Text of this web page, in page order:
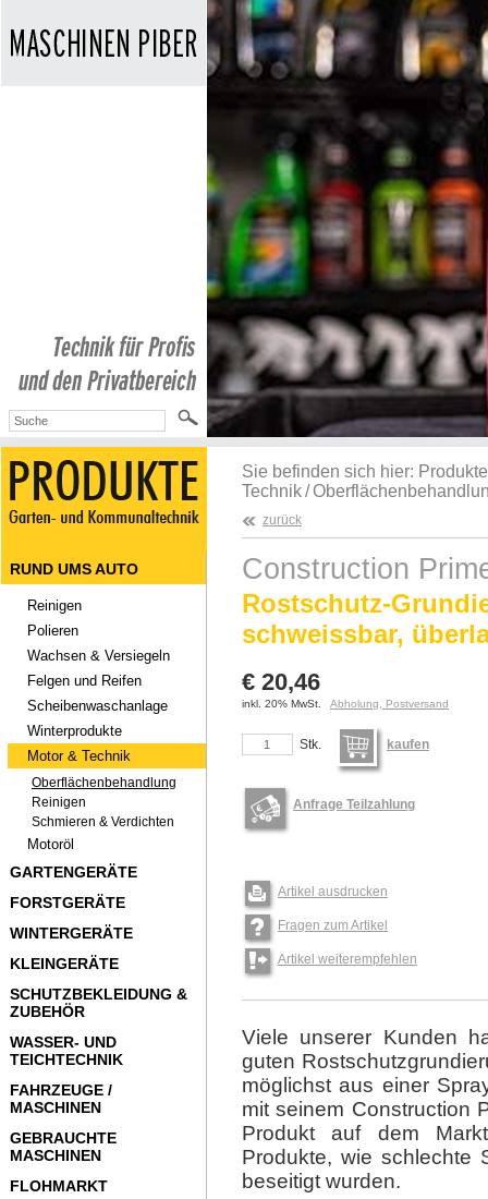
Sie befinden sich hier: Produkte
Technik/
zurück
Construction
Rostschutz-
schweissbar,
€ 20,46
inkl. 20% MwSt. Abholung, Postversand
Stk. kaufen
Anfrage Teilzahlung
Artikel ausdrucken
Fragen zum Artikel
Artikel weiterempfehlen
Viele unserer Kunden
guten
möglichst aus einer
mit seinem Construction
Produkt auf dem
Produkte, wie schlechte
beseitigt wurden.
RUND UMS AUTO
Reinigen
Polieren
Wachsen & Versiegeln
Felgen und Reifen
Scheibenwaschanlage
Winterprodukte
Motor & Technik
Oberflächenbehandlung
Reinigen
Schmieren & Verdichten
Motoröl
GARTENGERÄTE
FORSTGERÄTE
WINTERGERÄTE
KLEINGERÄTE
SCHUTZBEKLEIDUNG &
ZUBEHÖR
WASSER- UND
TEICHTECHNIK
FAHRZEUGE /
MASCHINEN
GEBRAUCHTE
MASCHINEN
FLOHMARKT